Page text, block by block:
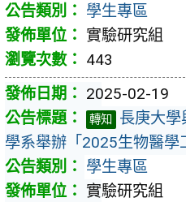
學生專區
實驗研究組
443
2025-02-19
轉知
長庚大學
學系舉辦「2025生物醫學
學生專區
實驗研究組